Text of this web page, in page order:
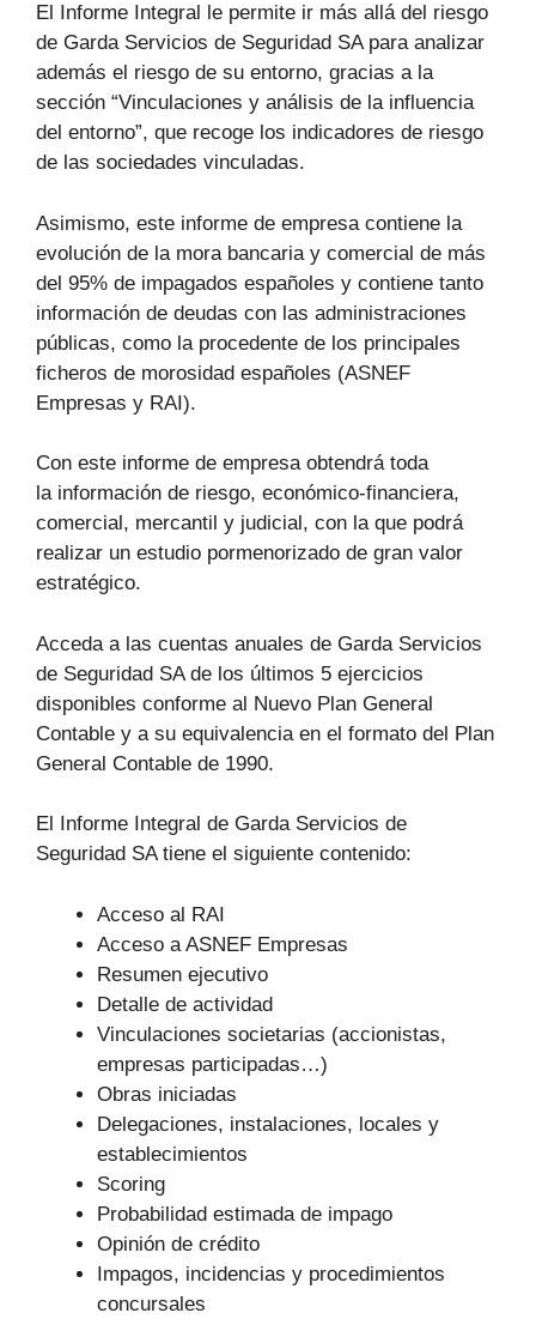
El Informe Integral le permite ir más allá del riesgo
de Garda Servicios de Seguridad SA para analizar
además el riesgo de su entorno, gracias a la
sección “Vinculaciones y análisis de la influencia
del entorno”, que recoge los indicadores de riesgo
de las sociedades vinculadas.
Asimismo, este informe de empresa contiene la
evolución de la mora bancaria y comercial de más
del 95% de impagados españoles y contiene tanto
información de deudas con las administraciones
públicas, como la procedente de los principales
ficheros de morosidad españoles (ASNEF
Empresas y RAI).
Con este informe de empresa obtendrá toda
la información de riesgo, económico-financiera,
comercial, mercantil y judicial, con la que podrá
realizar un estudio pormenorizado de gran valor
estratégico.
Acceda a las cuentas anuales de Garda Servicios
de Seguridad SA de los últimos 5 ejercicios
disponibles conforme al Nuevo Plan General
Contable y a su equivalencia en el formato del Plan
General Contable de 1990.
El Informe Integral de Garda Servicios de
Seguridad SA tiene el siguiente contenido:
Acceso al RAI
Acceso a ASNEF Empresas
Resumen ejecutivo
Detalle de actividad
Vinculaciones societarias (accionistas,
empresas participadas…)
Obras iniciadas
Delegaciones, instalaciones, locales y
establecimientos
Scoring
Probabilidad estimada de impago
Opinión de crédito
Impagos, incidencias y procedimientos
concursales